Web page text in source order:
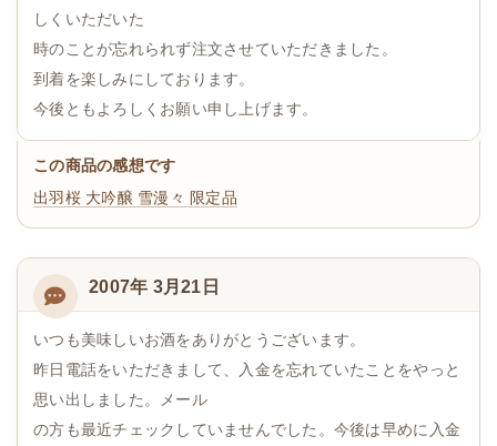
しくいただいた
時のことが忘れられず注文させていただきました。
到着を楽しみにしております。
今後ともよろしくお願い申し上げます。
この商品の感想です
出羽桜 大吟醸 雪漫々 限定品
2007年 3月21日
いつも美味しいお酒をありがとうございます。
昨日電話をいただきまして、入金を忘れていたことをやっと
思い出しました。メール
の方も最近チェックしていませんでした。今後は早めに入金